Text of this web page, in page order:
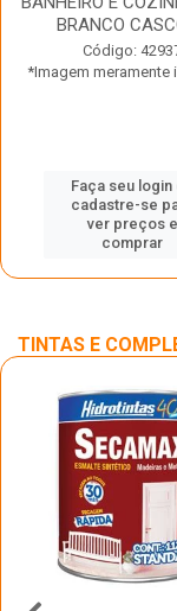
BRANCO
Código:
*Imagem meramente
Faça seu login
cadastre-se
ver preços e
comprar
TINTAS E